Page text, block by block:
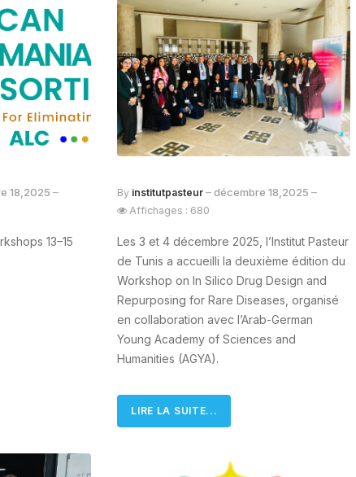
18,2025
13–15
By institutpasteur décembre 18,2025
Affichages : 680
Les 3 et 4 décembre 2025, l’Institut Pasteur
de Tunis a accueilli la deuxième édition du
Workshop on In Silico Drug Design and
Repurposing for Rare Diseases, organisé
en collaboration avec l’Arab-German
Young Academy of Sciences and
Humanities (AGYA).
LIRE LA SUITE...